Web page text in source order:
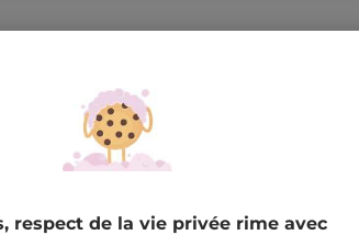
respect de la vie privée rime avec